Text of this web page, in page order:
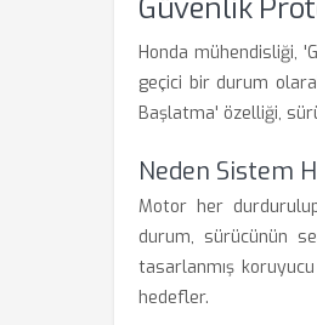
Güvenlik
Honda mühendisliği,
geçici bir durum
Başlatma' özelliği,
Neden Sistem
Motor her
durum, sürücünün
tasarlanmış
hedefler.